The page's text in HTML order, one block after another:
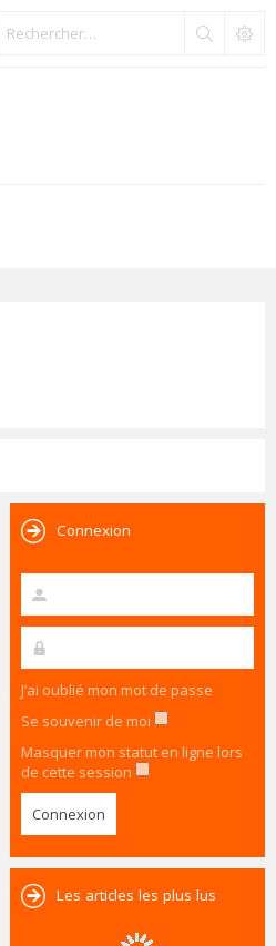
Connexion
J’ai oublié mon mot de passe
Se souvenir de moi
Masquer mon statut en ligne lors
de cette session
Les articles les plus lus